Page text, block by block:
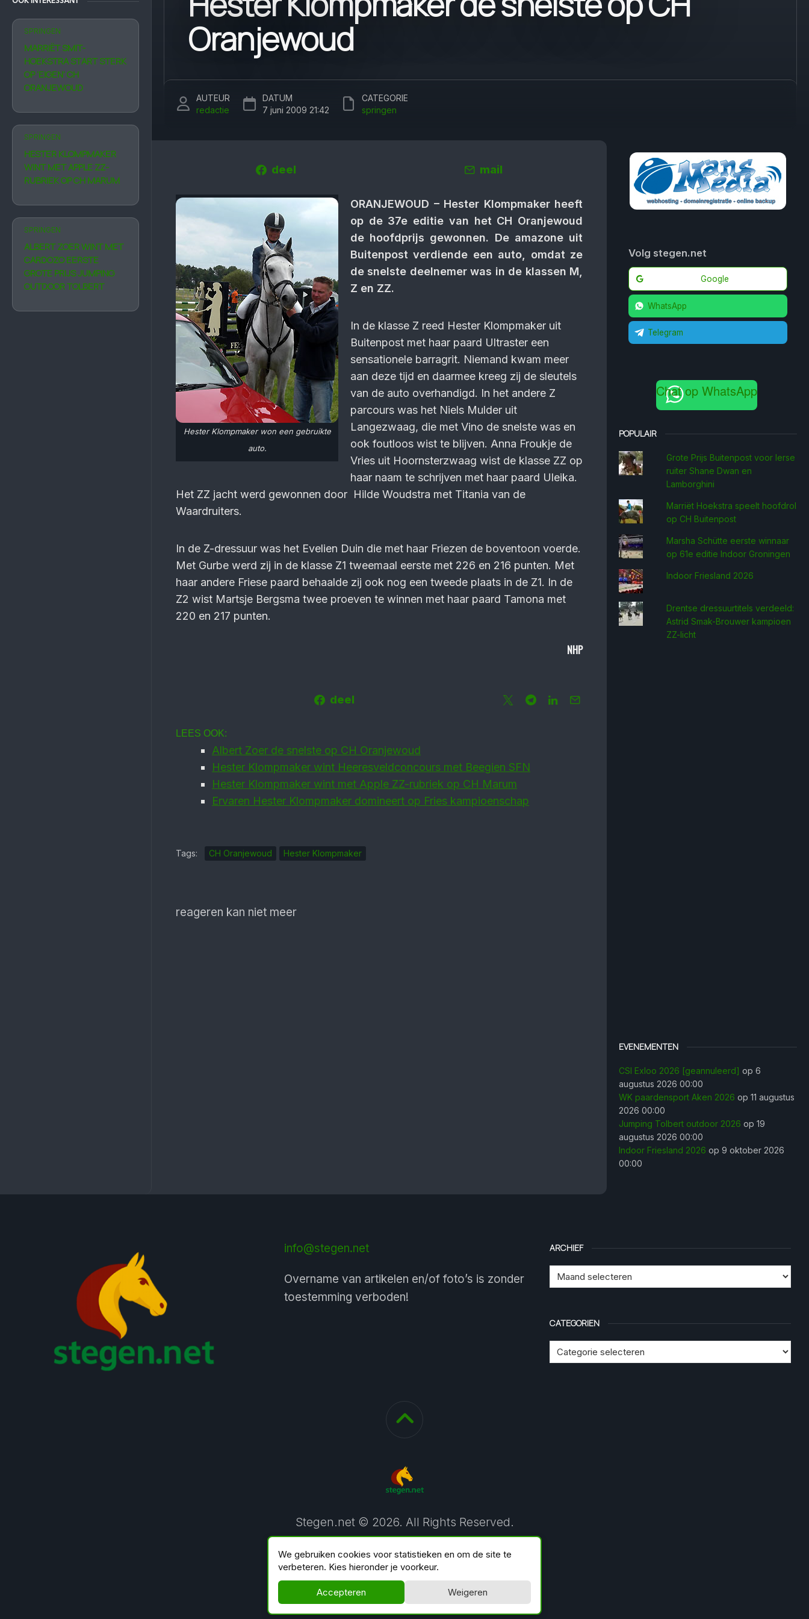
SPRINGEN
MARRIËT SMIT-
HOEKSTRA START STERK
OP ‘EIGEN’ CH
ORANJEWOUD
SPRINGEN
HESTER KLOMPMAKER
WINT MET APPLE ZZ-
RUBRIEK OP CH MARUM
SPRINGEN
ALBERT ZOER WINT MET
CARDOZO EERSTE
GROTE PRIJS JUMPING
OUTDOOR TOLBERT
Oranjewoud
AUTEUR
redactie
DATUM
7 juni 2009 21:42
CATEGORIE
springen
deel mail
Hester Klompmaker won een gebruikte
auto.
ORANJEWOUD – Hester Klompmaker heeft
op de 37e editie van het CH Oranjewoud
de hoofdprijs gewonnen. De amazone uit
Buitenpost verdiende een auto, omdat ze
de snelste deelnemer was in de klassen M,
Z en ZZ.
In de klasse Z reed Hester Klompmaker uit
Buitenpost met haar paard Ultraster een
sensationele barragrit. Niemand kwam meer
aan deze tijd en daarmee kreeg zij de sleutels
van de auto overhandigd. In het andere Z
parcours was het Niels Mulder uit
Langezwaag, die met Vino de snelste was en
ook foutloos wist te blijven. Anna Froukje de
Vries uit Hoornsterzwaag wist de klasse ZZ op
haar naam te schrijven met haar paard Uleika.
Het ZZ jacht werd gewonnen door Hilde Woudstra met Titania van de
Waardruiters.
In de Z-dressuur was het Evelien Duin die met haar Friezen de boventoon voerde.
Met Gurbe werd zij in de klasse Z1 tweemaal eerste met 226 en 216 punten. Met
haar andere Friese paard behaalde zij ook nog een tweede plaats in de Z1. In de
Z2 wist Martsje Bergsma twee proeven te winnen met haar paard Tamona met
220 en 217 punten.
NHP
deel
LEES OOK:
Albert Zoer de snelste op CH Oranjewoud
Hester Klompmaker wint Heeresveldconcours met Beegien SFN
Hester Klompmaker wint met Apple ZZ-rubriek op CH Marum
Ervaren Hester Klompmaker domineert op Fries kampioenschap
Tags: CH Oranjewoud Hester Klompmaker
reageren kan niet meer
Volg stegen.net
Google
WhatsApp
Telegram
Chat op WhatsApp
POPULAIR
Grote Prijs Buitenpost voor Ierse
ruiter Shane Dwan en
Lamborghini
Marriët Hoekstra speelt hoofdrol
op CH Buitenpost
Marsha Schütte eerste win­naar
op 61e editie Indoor Groningen
Indoor Friesland 2026
Drentse dressuurtitels verdeeld:
Astrid Smak-Brouwer kampioen
ZZ-licht
EVENEMENTEN
CSI Exloo 2026 [geannuleerd] op 6
augustus 2026 00:00
WK paardensport Aken 2026 op 11 augustus
2026 00:00
Jumping Tolbert outdoor 2026 op 19
augustus 2026 00:00
Indoor Friesland 2026 op 9 oktober 2026
00:00
info@stegen.net
Overname van artikelen en/of foto’s is zonder
toestemming verboden!
ARCHIEF
CATEGORIEN
Stegen.net © 2026. All Rights Reserved.
We gebruiken cookies voor statistieken en om de site te
verbeteren. Kies hieronder je voorkeur.
Accepteren Weigeren